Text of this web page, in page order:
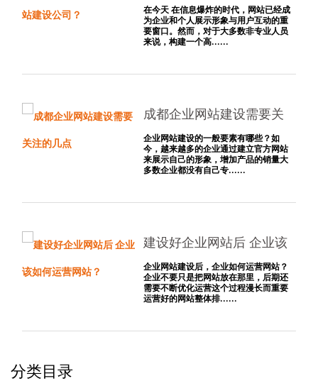
建设公司？
在今天 在信息爆炸的时代，网站已经成
为企业和个人展示形象与用户互动的重
要窗口。然而，对于大多数非专业人员
来说，构建一个高......
成都企业网站建设需要关
注的几点
企业网站建设的一般要素有哪些？如
今，越来越多的企业通过建立官方网站
来展示自己的形象，增加产品的销量大
多数企业都没有自己专......
建设好企业网站后 企业该
如何运营网站？
企业网站建设后，企业如何运营网站？
企业不要只是把网站放在那里，后期还
需要不断优化运营这个过程漫长而重要
运营好的网站整体排......
分类目录